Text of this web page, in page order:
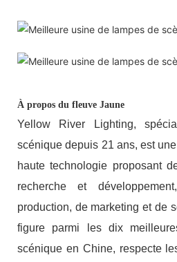
À propos du fleuve Jaune
Yellow River Lighting,
scénique depuis 21 ans, est
haute technologie proposant
recherche et
production, de marketing et de
figure parmi les dix
scénique en Chine, respecte